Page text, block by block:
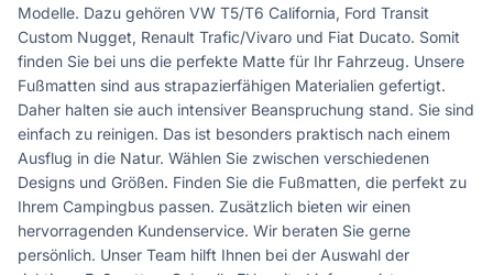
Modelle. Dazu gehören VW T5/T6 California, Ford Transit
Custom Nugget, Renault Trafic/Vivaro und Fiat Ducato. Somit
finden Sie bei uns die perfekte Matte für Ihr Fahrzeug. Unsere
Fußmatten sind aus strapazierfähigen Materialien gefertigt.
Daher halten sie auch intensiver Beanspruchung stand. Sie sind
einfach zu reinigen. Das ist besonders praktisch nach einem
Ausflug in die Natur. Wählen Sie zwischen verschiedenen
Designs und Größen. Finden Sie die Fußmatten, die perfekt zu
Ihrem Campingbus passen. Zusätzlich bieten wir einen
hervorragenden Kundenservice. Wir beraten Sie gerne
persönlich. Unser Team hilft Ihnen bei der Auswahl der